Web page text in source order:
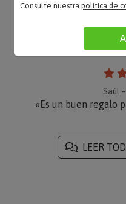
«está bien
Saúl
«Es un buen regalo
LEER
Consulte nuestra política de